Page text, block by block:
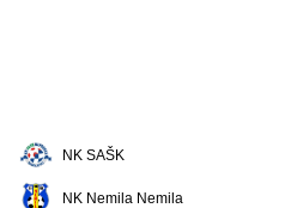
NK SAŠK
NK Nemila Nemila